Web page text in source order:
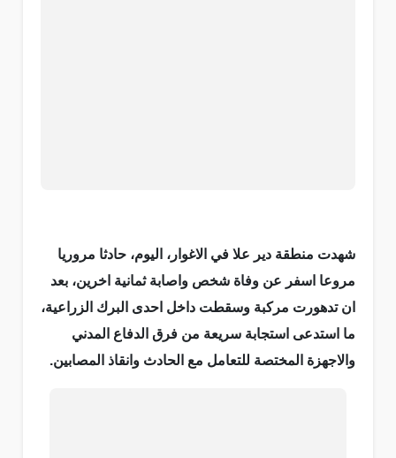
شهدت منطقة دير علا في الاغوار، اليوم، حادثا مروريا
مروعا اسفر عن وفاة شخص واصابة ثمانية اخرين، بعد
ان تدهورت مركبة وسقطت داخل احدى البرك الزراعية،
ما استدعى استجابة سريعة من فرق الدفاع المدني
والاجهزة المختصة للتعامل مع الحادث وانقاذ المصابين.